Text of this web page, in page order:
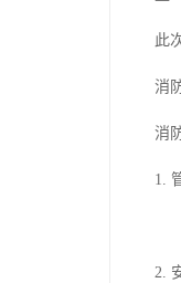
此
消
消
1.
2.